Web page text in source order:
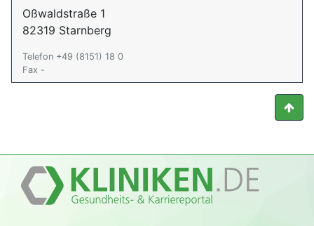
Oßwaldstraße 1
82319 Starnberg
Telefon +49 (8151) 18 0
Fax -